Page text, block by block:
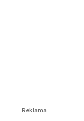
Reklama